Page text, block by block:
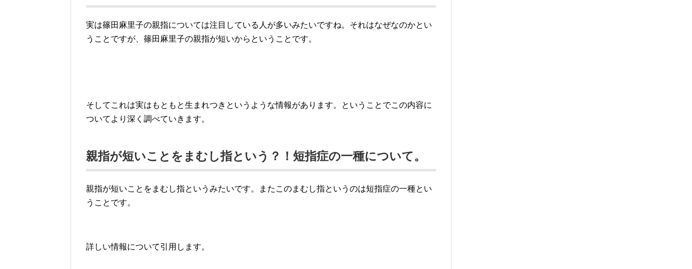
実は篠田麻里子の親指については注目している人が多いみたいですね。それはなぜなのかとい
うことですが、篠田麻里子の親指が短いからということです。
そしてこれは実はもともと生まれつきというような情報があります。ということでこの内容に
ついてより深く調べていきます。
親指が短いことをまむし指という？！短指症の一種について。
親指が短いことをまむし指というみたいです。またこのまむし指というのは短指症の一種とい
うことです。
詳しい情報について引用します。